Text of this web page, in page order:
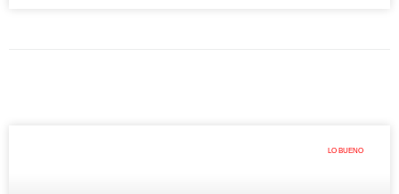
LO BUENO